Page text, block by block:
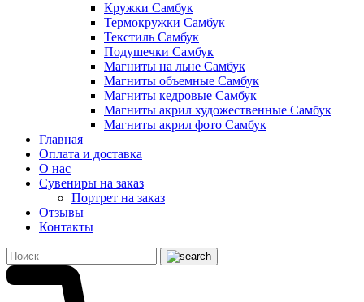
Кружки Самбук
Термокружки Самбук
Текстиль Самбук
Подушечки Самбук
Магниты на льне Самбук
Магниты объемные Самбук
Магниты кедровые Самбук
Магниты акрил художественные Самбук
Магниты акрил фото Самбук
Главная
Оплата и доставка
О нас
Сувениры на заказ
Портрет на заказ
Отзывы
Контакты